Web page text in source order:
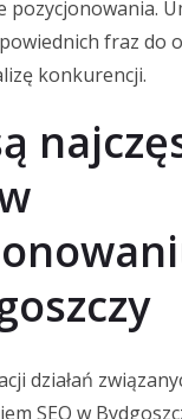
pozycjonowania.
fraz do
konkurencji.
działań
SEO w